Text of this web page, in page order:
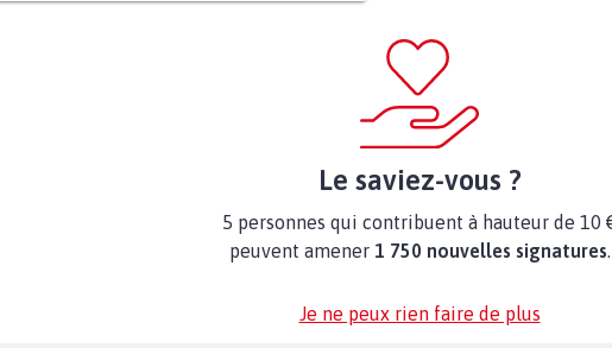
Le saviez-vous ?
5 personnes qui contribuent à hauteur de 10
peuvent amener 1 750 nouvelles signatures.
Je ne peux rien faire de plus